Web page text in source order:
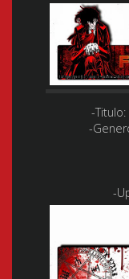
-Titulo:
-
-